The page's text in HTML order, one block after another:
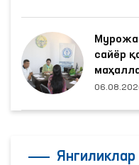
сайёр
Янгиликлар